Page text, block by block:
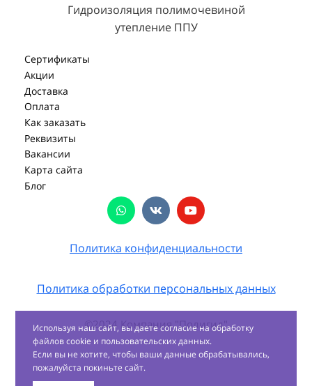
Гидроизоляция полимочевиной
утепление ППУ
Сертификаты
Акции
Доставка
Оплата
Как заказать
Реквизиты
Вакансии
Карта сайта
Блог
Политика конфиденциальности
Политика обработки персональных данных
©2024 Компания "Полигид"
Используя наш сайт, вы даете согласие на обработку
файлов cookie и пользовательских данных.
Если вы не хотите, чтобы ваши данные обрабатывались,
пожалуйста покиньте сайт.